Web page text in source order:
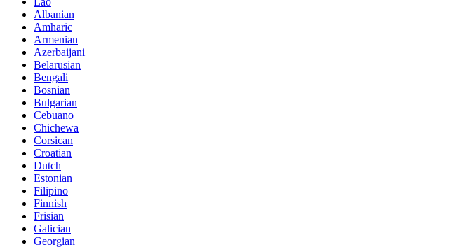
Albanian
Amharic
Armenian
Azerbaijani
Belarusian
Bengali
Bosnian
Bulgarian
Cebuano
Chichewa
Corsican
Croatian
Dutch
Estonian
Filipino
Finnish
Frisian
Galician
Georgian